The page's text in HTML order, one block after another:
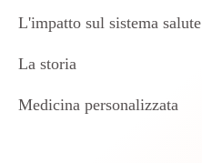
L'impatto sul sistema salute
La storia
Medicina personalizzata